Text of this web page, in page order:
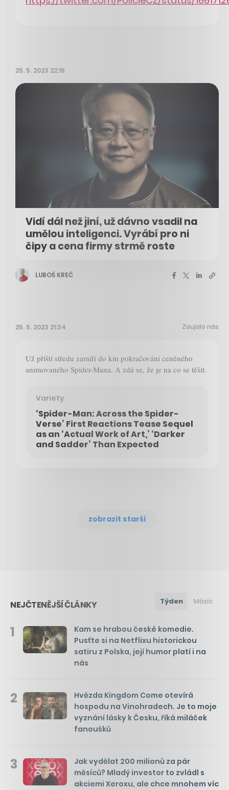
25. 5. 2023 22:16
Vidí dál než jiní, už dávno vsadil na
umělou inteligenci. Vyrábí pro ni
čipy a cena firmy strmě roste
LUBOŠ KREČ
25. 5. 2023 21:34 Zaujalo nás
Už příští středu zamíří do kin pokračování ceněného
animovaného Spider-Mana. A zdá se, že je na co se těšit.
Variety
‘Spider-Man: Across the Spider-
Verse’ First Reactions Tease Sequel
as an ‘Actual Work of Art,’ ‘Darker
and Sadder’ Than Expected
zobrazit starší
NEJČTENĚJŠÍ ČLÁNKY Týden Měsíc
1
Kam se hrabou české komedie.
Pusťte si na Netflixu historickou
satiru z Polska, její humor platí i na
nás
2
Hvězda Kingdom Come otevírá
hospodu na Vinohradech. Je to moje
vyznání lásky k Česku, říká miláček
fanoušků
3
Jak vydělat 200 milionů za pár
měsíců? Mladý investor to zvládl s
akciemi Xeroxu, ale chce mnohem víc